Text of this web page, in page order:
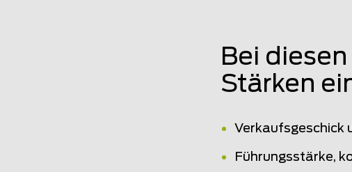
Bei
Stärken
Verkaufsgeschick
Führungsstärke,